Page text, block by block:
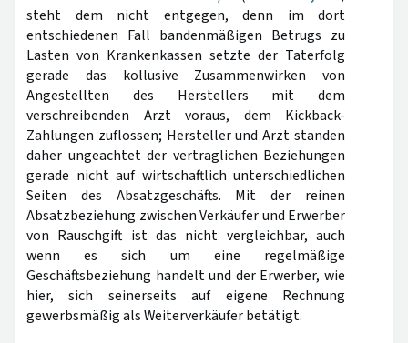
steht dem nicht entgegen, denn im dort
entschiedenen Fall bandenmäßigen Betrugs zu
Lasten von Krankenkassen setzte der Taterfolg
gerade das kollusive Zusammenwirken von
Angestellten des Herstellers mit dem
verschreibenden Arzt voraus, dem Kickback-
Zahlungen zuflossen; Hersteller und Arzt standen
daher ungeachtet der vertraglichen Beziehungen
gerade nicht auf wirtschaftlich unterschiedlichen
Seiten des Absatzgeschäfts. Mit der reinen
Absatzbeziehung zwischen Verkäufer und Erwerber
von Rauschgift ist das nicht vergleichbar, auch
wenn es sich um eine regelmäßige
Geschäftsbeziehung handelt und der Erwerber, wie
hier, sich seinerseits auf eigene Rechnung
gewerbsmäßig als Weiterverkäufer betätigt.